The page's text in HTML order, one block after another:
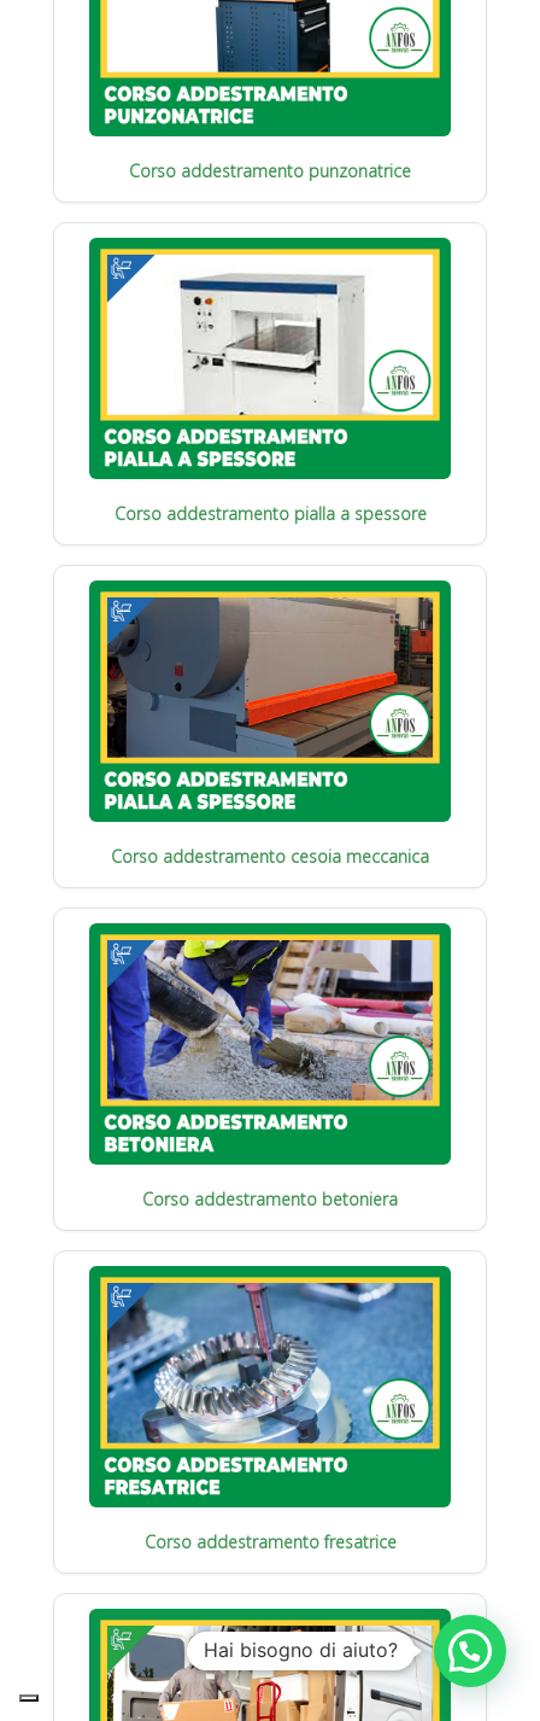
Corso addestramento punzonatrice
Corso addestramento pialla a spessore
Corso addestramento cesoia meccanica
Corso addestramento betoniera
Corso addestramento fresatrice
Hai bisogno di aiuto?